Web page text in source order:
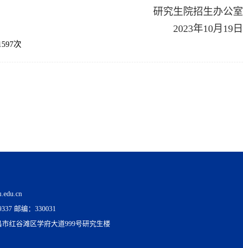
研究生院招生办公室
2023年10月19 日
次
邮编：330031
红谷滩区学府大道999号研究生楼